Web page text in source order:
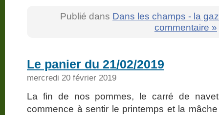
Publié dans Dans les champs - la
commentaire »
Le panier du 21/02/2019
mercredi 20 février 2019
La fin de nos pommes, le carré de
commence à sentir le printemps et la